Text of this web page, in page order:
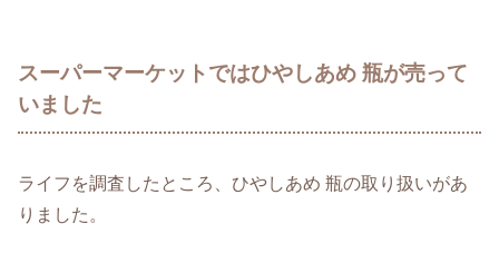
スーパーマーケットではひやしあめ 瓶が売って
いました
ライフを調査したところ、ひやしあめ 瓶の取り扱いがあ
りました。